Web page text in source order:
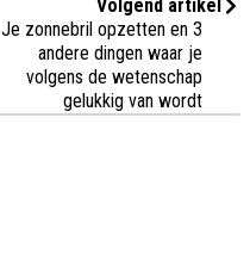
Volgend artikel
Je zonnebril opzetten en 3
andere dingen waar je
volgens de wetenschap
gelukkig van wordt